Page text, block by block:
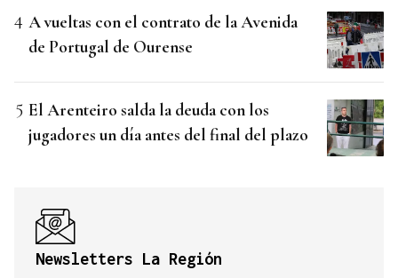
A vueltas con el contrato de la Avenida
de Portugal de Ourense
El Arenteiro salda la deuda con los
jugadores un día antes del final del plazo
Newsletters La Región